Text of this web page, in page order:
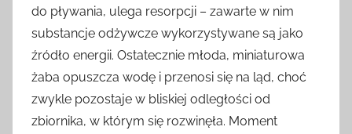
do pływania, ulega resorpcji – zawarte w nim
substancje odżywcze wykorzystywane są jako
źródło energii. Ostatecznie młoda, miniaturowa
żaba opuszcza wodę i przenosi się na ląd, choć
zwykle pozostaje w bliskiej odległości od
zbiornika, w którym się rozwinęła. Moment